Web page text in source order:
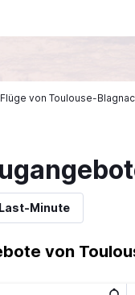
von Toulouse-
Last-Minute
von